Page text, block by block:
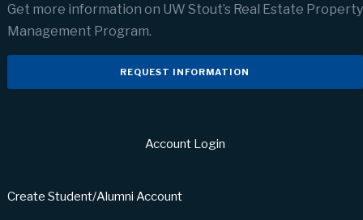
Get more information on UW Stout’s Real Estate Property
Management Program.
REQUEST INFORMATION
Account Login
Create Student/Alumni Account